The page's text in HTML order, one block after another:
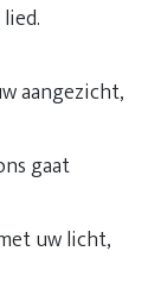
aangezicht,
gaat
uw licht,